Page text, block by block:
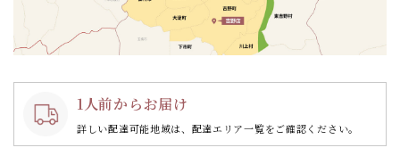
1人前からお届け
詳しい配達可能地域は、配達エリア一覧をご確認ください。